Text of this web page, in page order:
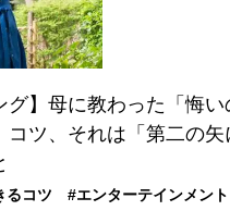
グ】母に教わった「悔い
コツ、それは「第二の矢
るコツ
#エンターテインメント